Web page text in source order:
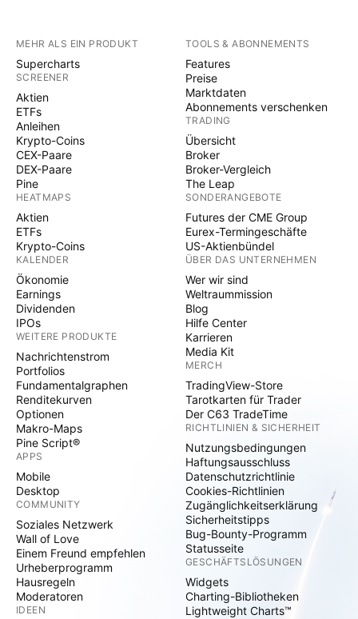
MEHR ALS EIN PRODUKT
Supercharts
SCREENER
Aktien
ETFs
Anleihen
Krypto-Coins
CEX-Paare
DEX-Paare
Pine
HEATMAPS
Aktien
ETFs
Krypto-Coins
KALENDER
Ökonomie
Earnings
Dividenden
IPOs
WEITERE PRODUKTE
Nachrichtenstrom
Portfolios
Fundamentalgraphen
Renditekurven
Optionen
Makro-Maps
Pine Script®
APPS
Mobile
Desktop
COMMUNITY
Soziales Netzwerk
Wall of Love
Einem Freund empfehlen
Urheberprogramm
Hausregeln
Moderatoren
IDEEN
TOOLS & ABONNEMENTS
Features
Preise
Marktdaten
Abonnements verschenken
TRADING
Übersicht
Broker
Broker-Vergleich
The Leap
SONDERANGEBOTE
Futures der CME Group
Eurex-Termingeschäfte
US-Aktienbündel
ÜBER DAS UNTERNEHMEN
Wer wir sind
Weltraummission
Blog
Hilfe Center
Karrieren
Media Kit
MERCH
TradingView-Store
Tarotkarten für Trader
Der C63 TradeTime
RICHTLINIEN & SICHERHEIT
Nutzungsbedingungen
Haftungsausschluss
Datenschutzrichtlinie
Cookies-Richtlinien
Zugänglichkeitserklärung
Sicherheitstipps
Bug-Bounty-Programm
Statusseite
GESCHÄFTSLÖSUNGEN
Widgets
Charting-Bibliotheken
Lightweight Charts™